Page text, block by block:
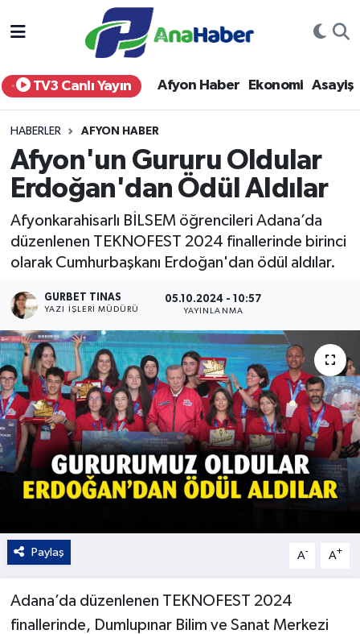
TV3 Canlı Yayın Afyon Haber Ekonomi Asayiş
HABERLER AFYON HABER
Afyon'un Gururu Oldular
Erdoğan'dan Ödül Aldılar
Afyonkarahisarlı BİLSEM öğrencileri Adana’da
düzenlenen TEKNOFEST 2024 finallerinde birinci
olarak Cumhurbaşkanı Erdoğan'dan ödül aldılar.
GURBET TINAS
YAZI İŞLERI MÜDÜRÜ
05.10.2024 - 10:57
YAYINLANMA
Paylaş A- A+
Adana’da düzenlenen TEKNOFEST 2024
finallerinde, Dumlupınar Bilim ve Sanat Merkezi
Yurt Haber
Afyon Haber
Siyaset
Spor
Eğitim
Sağlık
Teknoloji
Kültür - Sanat
Yaşam
Afyonkarahisar Nöbetçi Eczaneler
Afyonkarahisar Hava Durumu
Afyonkarahisar Trafik Yoğunluk Haritası
Süper Lig Puan Durumu ve Fikstür
Tüm Manşetler
Son Dakika Haberleri
Haber Arşivi